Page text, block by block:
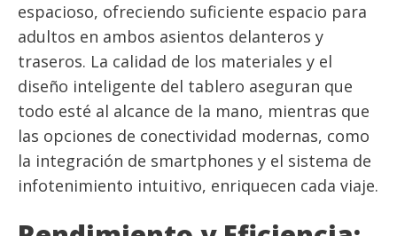
espacioso, ofreciendo suficiente espacio para
adultos en ambos asientos delanteros y
traseros. La calidad de los materiales y el
diseño inteligente del tablero aseguran que
todo esté al alcance de la mano, mientras que
las opciones de conectividad modernas, como
la integración de smartphones y el sistema de
infotenimiento intuitivo, enriquecen cada viaje.